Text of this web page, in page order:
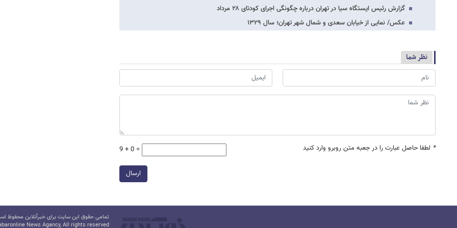
گزارش رئیس ایستگاه سیا در تهران درباره چگونگی اجرای کودتای ۲۸ مرداد
عکس/ نمایی از خیابان سعدی و شمال شهر تهران؛ سال ۱۳۲۹
نظر شما
* لطفا حاصل عبارت را در جعبه متن روبرو وارد کنید 9 + 0 =
ارسال
تمامی حقوق این سایت برای خبرآنلاین محفوظ
News Agancy, All rights reserved